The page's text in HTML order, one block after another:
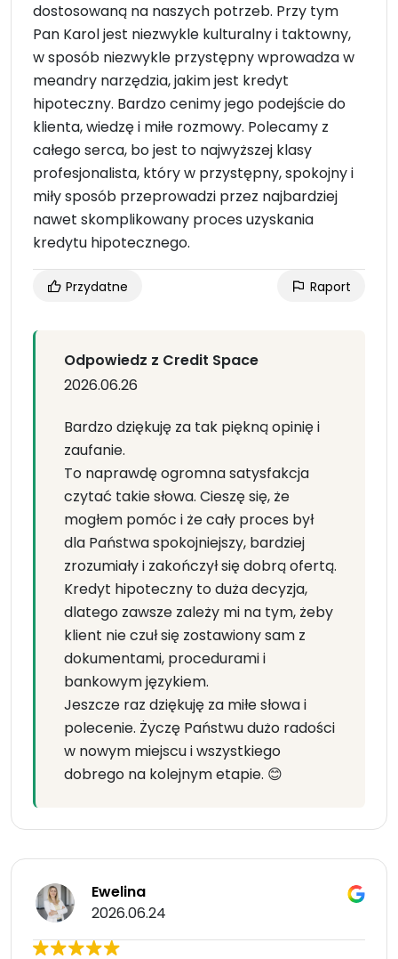
dostosowaną na naszych potrzeb. Przy tym
Pan Karol jest niezwykle kulturalny i taktowny,
w sposób niezwykle przystępny wprowadza w
meandry narzędzia, jakim jest kredyt
hipoteczny. Bardzo cenimy jego podejście do
klienta, wiedzę i miłe rozmowy. Polecamy z
całego serca, bo jest to najwyższej klasy
profesjonalista, który w przystępny, spokojny i
miły sposób przeprowadzi przez najbardziej
nawet skomplikowany proces uzyskania
kredytu hipotecznego.
Przydatne Raport
Odpowiedz z Credit Space
2026.06.26
Bardzo dziękuję za tak piękną opinię i
zaufanie.
To naprawdę ogromna satysfakcja
czytać takie słowa. Cieszę się, że
mogłem pomóc i że cały proces był
dla Państwa spokojniejszy, bardziej
zrozumiały i zakończył się dobrą ofertą.
Kredyt hipoteczny to duża decyzja,
dlatego zawsze zależy mi na tym, żeby
klient nie czuł się zostawiony sam z
dokumentami, procedurami i
bankowym językiem.
Jeszcze raz dziękuję za miłe słowa i
polecenie. Życzę Państwu dużo radości
w nowym miejscu i wszystkiego
dobrego na kolejnym etapie. 😊
Ewelina
2026.06.24